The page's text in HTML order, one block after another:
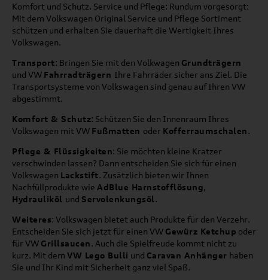
Komfort und Schutz. Service und Pflege: Rundum vorgesorgt:
Mit dem Volkswagen Original Service und Pflege Sortiment
schützen und erhalten Sie dauerhaft die Wertigkeit Ihres
Volkswagen.
Transport: Bringen Sie mit den Volkwagen Grundträgern
und VW Fahrradträgern Ihre Fahrräder sicher ans Ziel. Die
Transportsysteme von Volkswagen sind genau auf Ihren VW
abgestimmt.
Komfort & Schutz: Schützen Sie den Innenraum Ihres
Volkswagen mit VW Fußmatten oder Kofferraumschalen.
Pflege & Flüssigkeiten: Sie möchten kleine Kratzer
verschwinden lassen? Dann entscheiden Sie sich für einen
Volkswagen Lackstift. Zusätzlich bieten wir Ihnen
Nachfüllprodukte wie AdBlue Harnstofflösung,
Hydrauliköl und Servolenkungsöl.
Weiteres: Volkswagen bietet auch Produkte für den Verzehr.
Entscheiden Sie sich jetzt für einen VW Gewürz Ketchup oder
für VW Grillsaucen. Auch die Spielfreude kommt nicht zu
kurz. Mit dem VW Lego Bulli und Caravan Anhänger haben
Sie und Ihr Kind mit Sicherheit ganz viel Spaß.